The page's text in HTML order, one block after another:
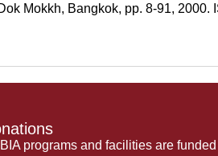
Mokkh, Bangkok, pp. 8-91, 2000.
programs and facilities are funded